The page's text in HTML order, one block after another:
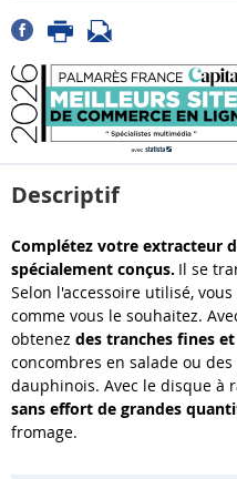
Descriptif
Complétez votre extracteur
spécialement conçus. Il se
Selon l'accessoire utilisé,
comme vous le souhaitez.
obtenez des tranches fines
concombres en salade ou
dauphinois. Avec le disque à
sans effort de grandes
fromage.